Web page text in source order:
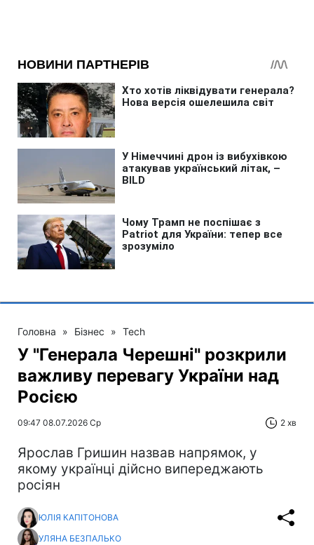
Головна » Бізнес » Tech
У "Генерала Черешні" розкрили
важливу перевагу України над
Росією
09:47 08.07.2026 Ср 2 хв
Ярослав Гришин назвав напрямок, у
якому українці дійсно випереджають
росіян
ЮЛІЯ КАПІТОНОВА
УЛЯНА БЕЗПАЛЬКО